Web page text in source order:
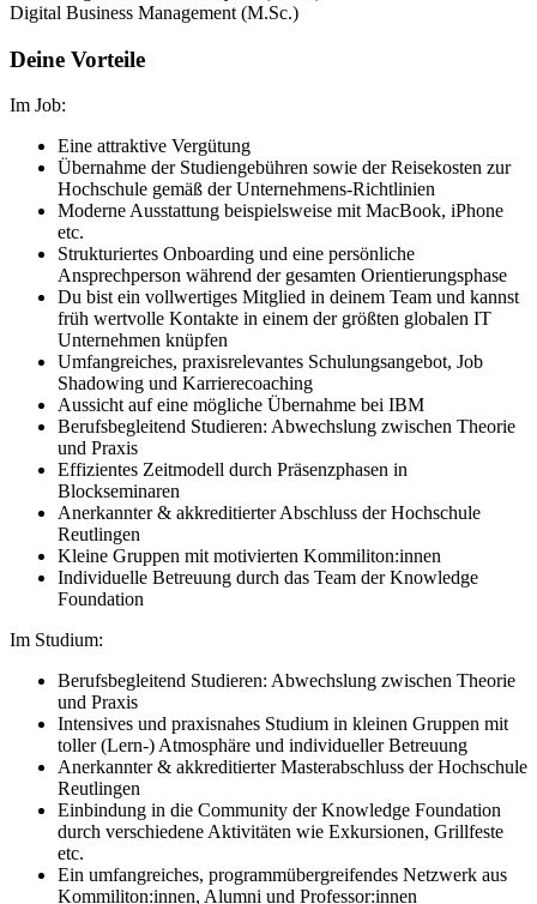
Digital Business Management (M.Sc.)
Deine Vorteile
Im Job:
Eine attraktive Vergütung
Übernahme der Studiengebühren sowie der Reisekosten zur
Hochschule gemäß der Unternehmens-Richtlinien
Moderne Ausstattung beispielsweise mit MacBook, iPhone
etc.
Strukturiertes Onboarding und eine persönliche
Ansprechperson während der gesamten Orientierungsphase
Du bist ein vollwertiges Mitglied in deinem Team und kannst
früh wertvolle Kontakte in einem der größten globalen IT
Unternehmen knüpfen
Umfangreiches, praxisrelevantes Schulungsangebot, Job
Shadowing und Karrierecoaching
Aussicht auf eine mögliche Übernahme bei IBM
Berufsbegleitend Studieren: Abwechslung zwischen Theorie
und Praxis
Effizientes Zeitmodell durch Präsenzphasen in
Blockseminaren
Anerkannter & akkreditierter Abschluss der Hochschule
Reutlingen
Kleine Gruppen mit motivierten Kommiliton:innen
Individuelle Betreuung durch das Team der Knowledge
Foundation
Im Studium:
Berufsbegleitend Studieren: Abwechslung zwischen Theorie
und Praxis
Intensives und praxisnahes Studium in kleinen Gruppen mit
toller (Lern-) Atmosphäre und individueller Betreuung
Anerkannter & akkreditierter Masterabschluss der Hochschule
Reutlingen
Einbindung in die Community der Knowledge Foundation
durch verschiedene Aktivitäten wie Exkursionen, Grillfeste
etc.
Ein umfangreiches, programmübergreifendes Netzwerk aus
Kommiliton:innen, Alumni und Professor:innen